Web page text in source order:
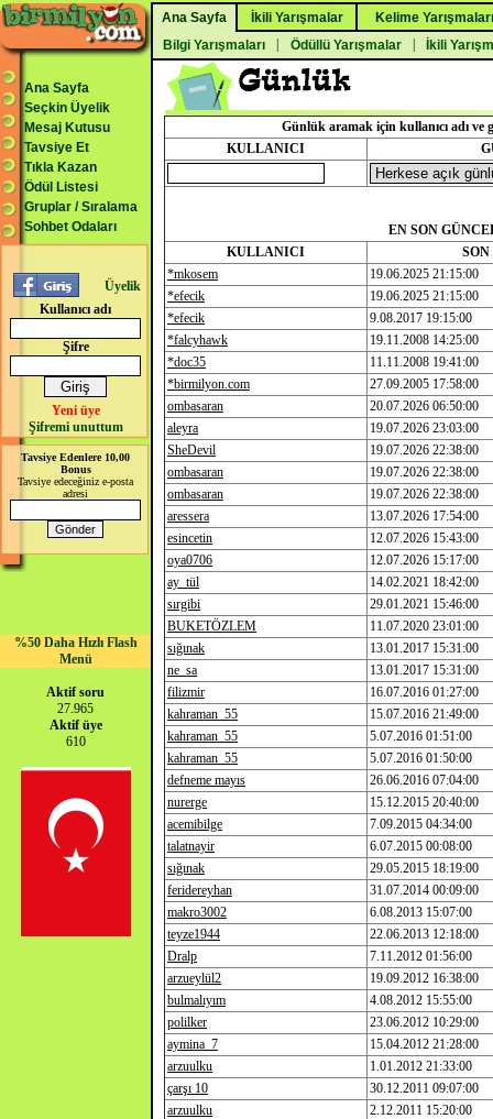
Ana Sayfa İkili Yarışmalar
Kelime Yarışmaları
Bilgi Yarışmaları
Ödüllü Yarışmalar İkili
Ana Sayfa
Seçkin Üyelik
Mesaj Kutusu
Tavsiye Et
Tıkla Kazan
Ödül Listesi
Gruplar / Sıralama
Sohbet Odaları
Üyelik
Kullanıcı adı
Şifre
Yeni üye
Şifremi unuttum
Tavsiye Edenlere 10,00
Bonus
Tavsiye edeceğiniz e-posta
adresi
%50 Daha Hızlı Flash
Menü
Aktif soru
27.965
Aktif üye
610
Günlük aramak için kullanıcı adı
KULLANICI
EN SON
KULLANICI
*mkosem
19.06.2025 21:15:00
*efecik
19.06.2025 21:15:00
*efecik
9.08.2017 19:15:00
*falcyhawk
19.11.2008 14:25:00
*doc35
11.11.2008 19:41:00
*birmilyon.com
27.09.2005 17:58:00
ombasaran
20.07.2026 06:50:00
aleyra
19.07.2026 23:03:00
SheDevil
19.07.2026 22:38:00
ombasaran
19.07.2026 22:38:00
ombasaran
19.07.2026 22:38:00
aressera
13.07.2026 17:54:00
esincetin
12.07.2026 15:43:00
oya0706
12.07.2026 15:17:00
ay_tül
14.02.2021 18:42:00
sırgibi
29.01.2021 15:46:00
BUKETÖZLEM
11.07.2020 23:01:00
sığınak
13.01.2017 15:31:00
ne_sa
13.01.2017 15:31:00
filizmir
16.07.2016 01:27:00
kahraman_55
15.07.2016 21:49:00
kahraman_55
5.07.2016 01:51:00
kahraman_55
5.07.2016 01:50:00
defneme mayıs
26.06.2016 07:04:00
nurerge
15.12.2015 20:40:00
acemibilge
7.09.2015 04:34:00
talatnayir
6.07.2015 00:08:00
sığınak
29.05.2015 18:19:00
feridereyhan
31.07.2014 00:09:00
makro3002
6.08.2013 15:07:00
teyze1944
22.06.2013 12:18:00
Dralp
7.11.2012 01:56:00
arzueylül2
19.09.2012 16:38:00
bulmalıyım
4.08.2012 15:55:00
polilker
23.06.2012 10:29:00
aymina_7
15.04.2012 21:28:00
arzuulku
1.01.2012 21:33:00
çarşı 10
30.12.2011 09:07:00
arzuulku
2.12.2011 15:20:00